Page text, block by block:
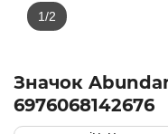
Значок
6976068142676